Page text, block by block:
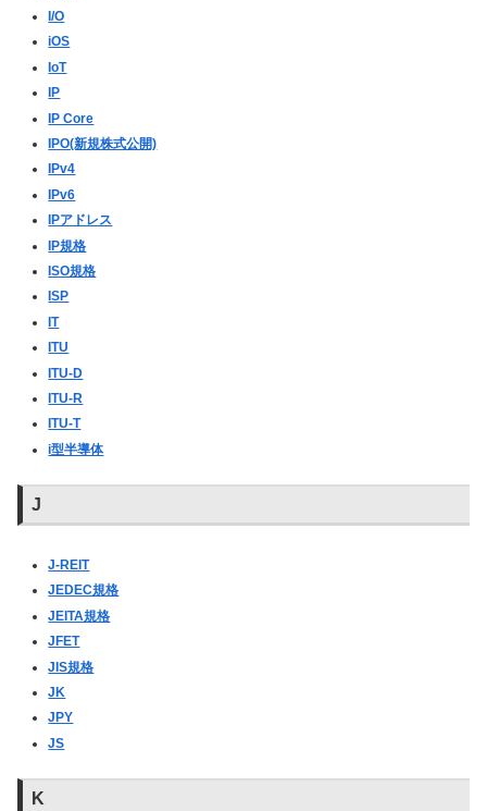
I/O
iOS
IoT
IP
IP Core
IPO(新規株式公開)
IPv4
IPv6
IPアドレス
IP規格
ISO規格
ISP
IT
ITU
ITU-D
ITU-R
ITU-T
i型半導体
J
J-REIT
JEDEC規格
JEITA規格
JFET
JIS規格
JK
JPY
JS
K